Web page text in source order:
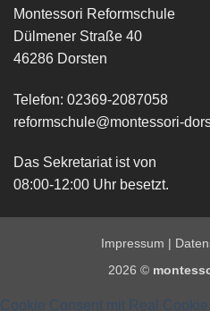
Montessori Reformschule
Dülmener Straße 40
46286 Dorsten
Telefon: 02369-2087058
reformschule@montessori-
Das Sekretariat ist von
08:00-12:00 Uhr besetzt.
Impressum |
2026 ©
Cookie Consent mit Real